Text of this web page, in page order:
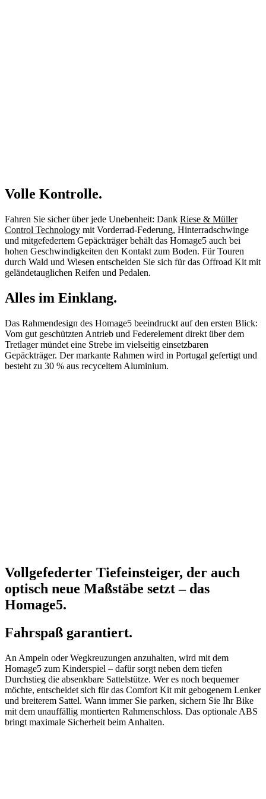
Volle Kontrolle.
Fahren Sie sicher über jede Unebenheit: Dank Riese & Müller
Control Technology mit Vorderrad-Federung, Hinterradschwinge
und mitgefedertem Gepäckträger behält das Homage5 auch bei
hohen Geschwindigkeiten den Kontakt zum Boden. Für Touren
durch Wald und Wiesen entscheiden Sie sich für das Offroad Kit mit
geländetauglichen Reifen und Pedalen.
Alles im Einklang.
Das Rahmendesign des Homage5 beeindruckt auf den ersten Blick:
Vom gut geschützten Antrieb und Federelement direkt über dem
Tretlager mündet eine Strebe im vielseitig einsetzbaren
Gepäckträger. Der markante Rahmen wird in Portugal gefertigt und
besteht zu 30 % aus recyceltem Aluminium.
Vollgefederter Tiefeinsteiger, der auch
optisch neue Maßstäbe setzt – das
Homage5.
Fahrspaß garantiert.
An Ampeln oder Wegkreuzungen anzuhalten, wird mit dem
Homage5 zum Kinderspiel – dafür sorgt neben dem tiefen
Durchstieg die absenkbare Sattelstütze. Wer es noch bequemer
möchte, entscheidet sich für das Comfort Kit mit gebogenem Lenker
und breiterem Sattel. Wann immer Sie parken, sichern Sie Ihr Bike
mit dem unauffällig montierten Rahmenschloss. Das optionale ABS
bringt maximale Sicherheit beim Anhalten.